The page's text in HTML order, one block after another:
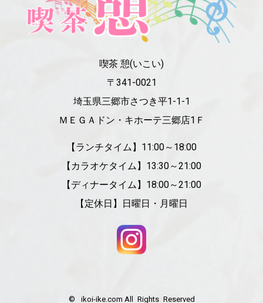
喫茶 憩(いこい)
〒341-0021
埼玉県三郷市さつき平1-1-1
ＭＥＧＡドン・キホーテ三郷店1Ｆ
【ランチタイム】11:00～18:00
【カラオケタイム】13:30～21:00
【ディナータイム】18:00～21:00
【定休日】日曜日・月曜日
© ikoi-ike.com All Rights Reserved